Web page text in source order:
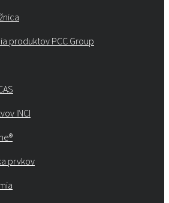
produktov PCC Group
INCI
prvkov